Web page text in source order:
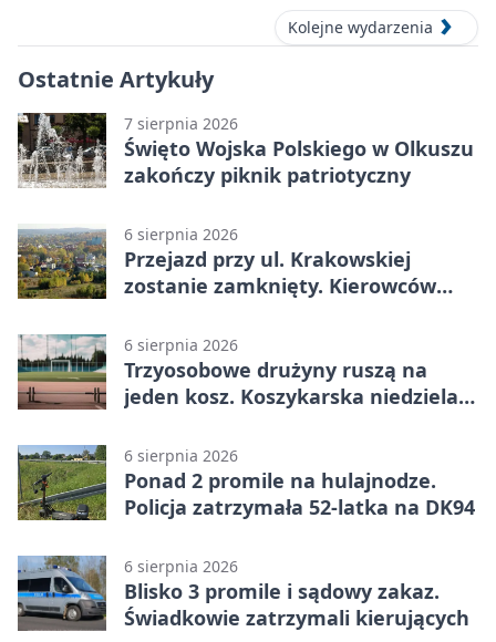
Kolejne wydarzenia
Ostatnie Artykuły
7 sierpnia 2026
Święto Wojska Polskiego w Olkuszu
zakończy piknik patriotyczny
6 sierpnia 2026
Przejazd przy ul. Krakowskiej
zostanie zamknięty. Kierowców
6 sierpnia 2026
Trzyosobowe drużyny ruszą na
jeden kosz. Koszykarska niedziela
6 sierpnia 2026
Ponad 2 promile na hulajnodze.
Policja zatrzymała 52-latka na DK94
6 sierpnia 2026
Blisko 3 promile i sądowy zakaz.
Świadkowie zatrzymali kierujących